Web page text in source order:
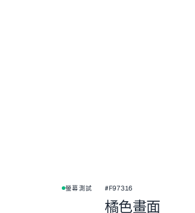
螢幕測試 #F97316
橘色畫面